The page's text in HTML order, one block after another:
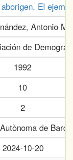
El
Antonio
de
1992
10
2
de
2024-10-20